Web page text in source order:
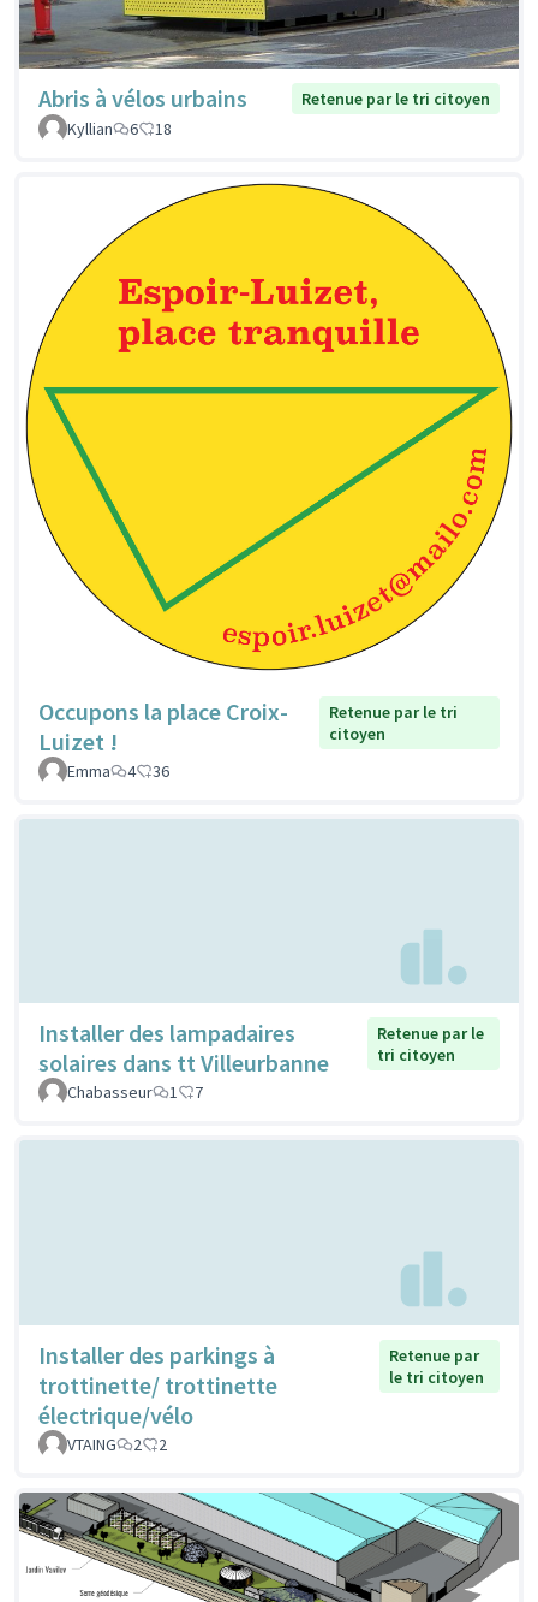
Abris à vélos urbains
Retenue par le tri citoyen
Kyllian
6 18
Occupons la place Croix-
Luizet !
Retenue par le tri
citoyen
Emma
4 36
Installer des lampadaires
solaires dans tt Villeurbanne
Retenue par le
tri citoyen
Chabasseur
1 7
Installer des parkings à
trottinette/ trottinette
électrique/vélo
Retenue par
le tri citoyen
VTAING 2 2